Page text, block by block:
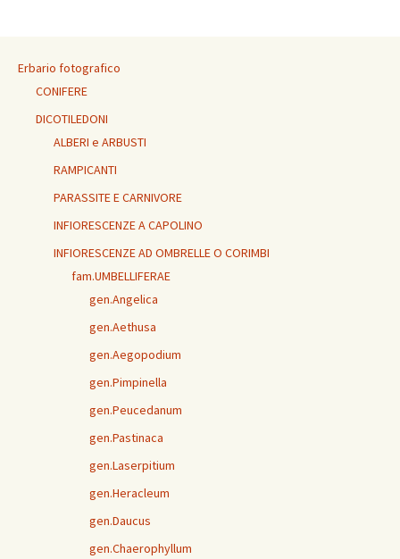
Erbario fotografico
CONIFERE
DICOTILEDONI
ALBERI e ARBUSTI
RAMPICANTI
PARASSITE E CARNIVORE
INFIORESCENZE A CAPOLINO
INFIORESCENZE AD OMBRELLE O CORIMBI
fam.UMBELLIFERAE
gen.Angelica
gen.Aethusa
gen.Aegopodium
gen.Pimpinella
gen.Peucedanum
gen.Pastinaca
gen.Laserpitium
gen.Heracleum
gen.Daucus
gen.Chaerophyllum